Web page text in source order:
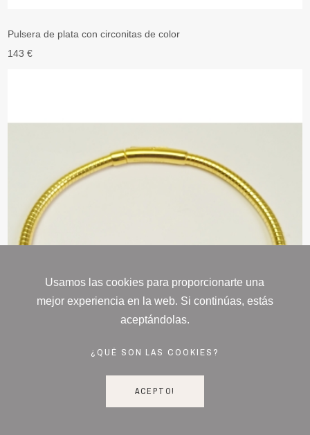
Pulsera de plata con circonitas de color
143 €
Usamos las cookies para proporcionarte una
mejor experiencia en la web. Si continúas, estás
aceptándolas.
¿QUÉ SON LAS COOKIES?
ACEPTO!